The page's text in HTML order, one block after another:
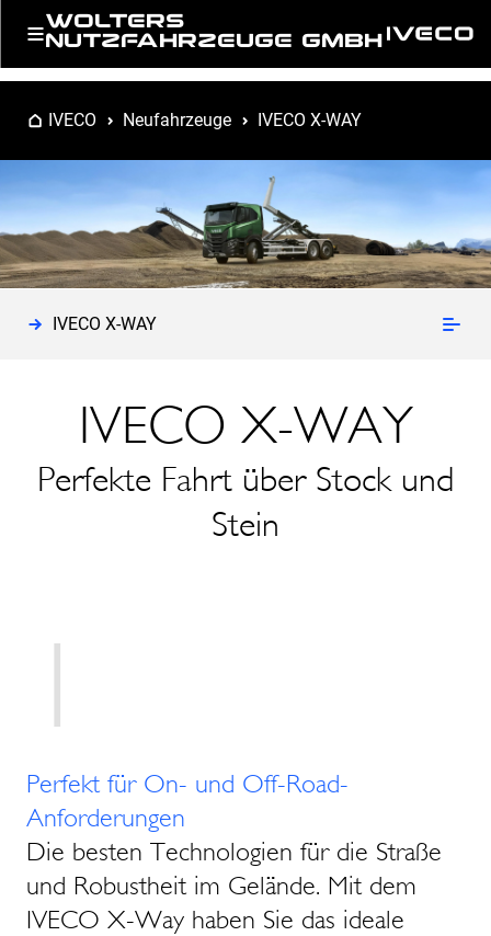
WOLTERS
NUTZFAHRZEUGE GMBH
IVECO Neufahrzeuge IVECO X-WAY
IVECO X-WAY
IVECO X-WAY
Perfekte Fahrt über Stock und
Stein
1
Perfekt für On- und Off-Road-
Anforderungen
Die besten Technologien für die Straße
und Robustheit im Gelände. Mit dem
IVECO X-Way haben Sie das ideale